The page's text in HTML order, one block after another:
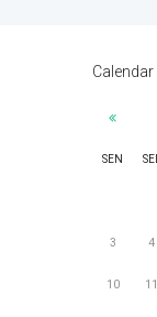
Calendar
SEN SEL
3 4
10 11